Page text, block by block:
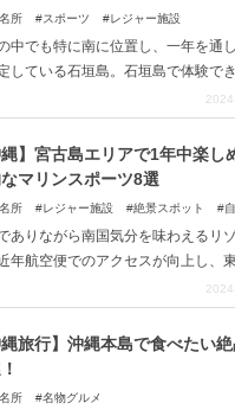
所 スポーツ レジャー施設
中でも特に南に位置し、一年を通
している石垣島。石垣島で体験で
にオフシーズンは存在しません。夏
本州の海だと到底味わうことので
分体験できます。初心者から上級者
魅力的なマリンスポーツをまとめ
縄】宮古島エリアで1年中楽し
マリンスポーツ8選
所 レジャー施設 絶景スポット
ありながら南国気分を味わえるリ
年航空便でのアクセスが向上し、
など各都市からの直行便で訪れるこ
す。宮古島では1年を通じて温暖
ポーツを楽しむことができます。ハ
ちろん、冬も涼しい風が快適でさま
縄旅行】沖縄本島で食べたい
所 名物グルメ